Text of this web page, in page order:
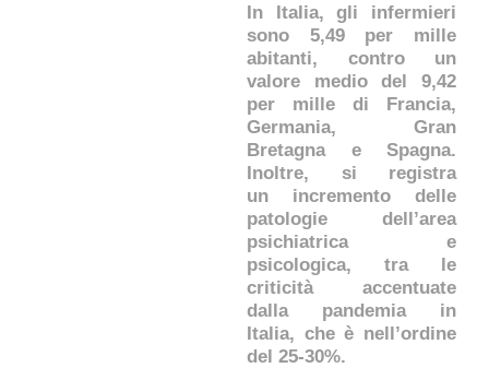
In Italia, gli infermieri
sono 5,49 per mille
abitanti, contro un
valore medio del 9,42
per mille di Francia,
Germania, Gran
Bretagna e Spagna.
Inoltre, si registra
un incremento delle
patologie dell’area
psichiatrica e
psicologica, tra le
criticità accentuate
dalla pandemia in
Italia, che è nell’ordine
del 25-30%.